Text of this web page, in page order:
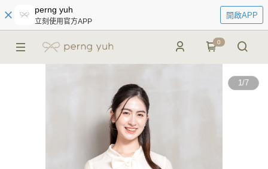
perng yuh
立刻使用官方APP
開啟APP
0
1/7